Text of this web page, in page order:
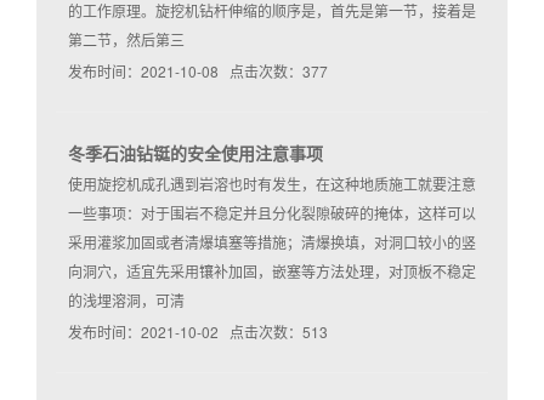
的工作原理。旋挖机钻杆伸缩的顺序是，首先是第一节，接着是
第二节，然后第三
发布时间：2021-10-08 点击次数：377
冬季石油钻铤的安全使用注意事项
使用旋挖机成孔遇到岩溶也时有发生，在这种地质施工就要注意
一些事项：对于围岩不稳定并且分化裂隙破碎的掩体，这样可以
采用灌浆加固或者清爆填塞等措施；清爆换填，对洞口较小的竖
向洞穴，适宜先采用镶补加固，嵌塞等方法处理，对顶板不稳定
的浅埋溶洞，可清
发布时间：2021-10-02 点击次数：513